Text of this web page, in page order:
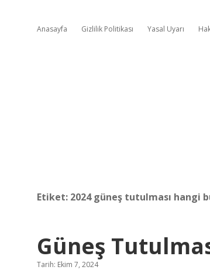
Anasayfa Gizlilik Politikası Yasal Uyarı
Etiket: 2024 güneş tutulması hangi
Güneş
Tarih: Ekim 7, 2024